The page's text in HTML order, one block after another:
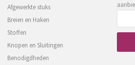
Afgewerkte stuks
Breien en Haken
Stoffen
Knopen en Sluitingen
Benodigdheden